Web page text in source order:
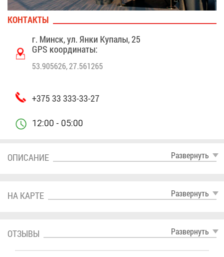
КОН­ТАК­ТЫ
г. Минск, ул. Ян­ки Ку­па­лы, 25
GPS ко­ор­ди­на­ты:
53.905626, 27.561265
+375 33 333-33-27
12:00 - 05:00
Раз­вер­нуть
ОПИ­СА­НИЕ
Раз­вер­нуть
НА КАР­ТЕ
Раз­вер­нуть
ОТ­ЗЫ­ВЫ